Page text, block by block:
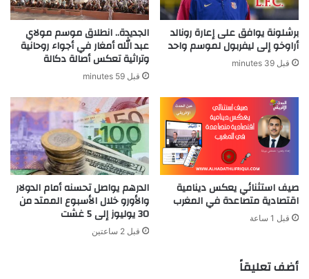
برشلونة يوافق على إعارة رونالد
أراوخو إلى ليفربول لموسم واحد
قبل 39 minutes
الجديدة.. انطلاق موسم مولاي
عبد الله أمغار في أجواء روحانية
وتراثية تعكس أصالة دكالة
قبل 59 minutes
صيف استثنائي يعكس دينامية
اقتصادية متصاعدة في المغرب
قبل 1 ساعة
الدرهم يواصل تحسنه أمام الدولار
والأورو خلال الأسبوع الممتد من
30 يوليوز إلى 5 غشت
قبل 2 ساعتين
أضف تعليقاً